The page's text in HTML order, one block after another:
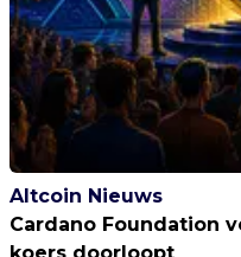
Altcoin Nieuws
Cardano Foundation